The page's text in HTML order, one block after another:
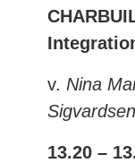
v. Nina
13.20 –